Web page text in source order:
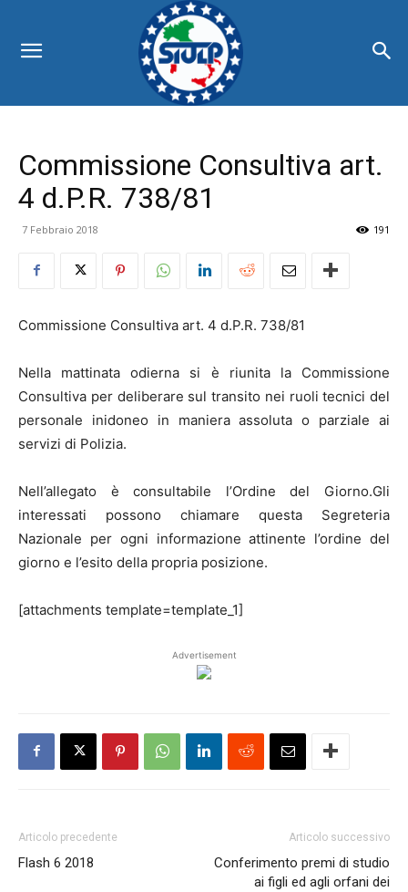
Commissione Consultiva art.
4 d.P.R. 738/81
7 Febbraio 2018 191
Commissione Consultiva art. 4 d.P.R. 738/81
Nella mattinata odierna si è riunita la Commissione
Consultiva per deliberare sul transito nei ruoli tecnici del
personale inidoneo in maniera assoluta o parziale ai
servizi di Polizia.
Nell’allegato è consultabile l’Ordine del Giorno.Gli
interessati possono chiamare questa Segreteria
Nazionale per ogni informazione attinente l’ordine del
giorno e l’esito della propria posizione.
[attachments template=template_1]
Advertisement
Articolo precedente
Flash 6 2018
Articolo successivo
Conferimento premi di studio
ai figli ed agli orfani dei